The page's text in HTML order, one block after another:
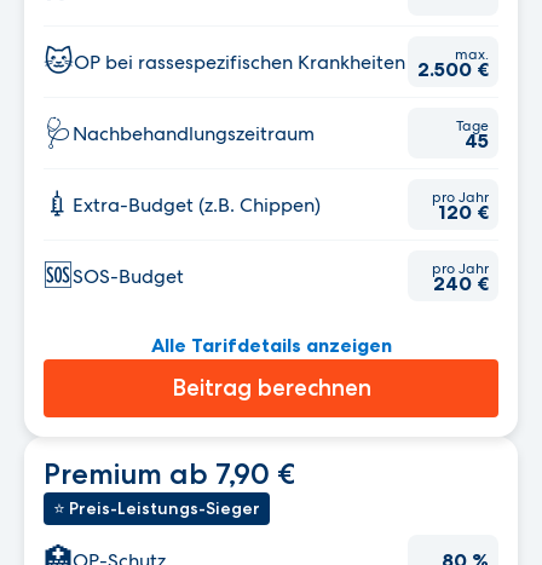
Premium ab 7,90 €
⭐ Preis-Leistungs-Sieger
🐱OP bei rassespezifischen Krankheiten max.
2.500 €
🩺Nachbehandlungs­zeitraum Tage
45
💉 Extra-Budget (z.B. Chippen) pro Jahr
120 €
🆘SOS-Budget pro Jahr
240 €
Alle Tarifdetails anzeigen
Beitrag berechnen